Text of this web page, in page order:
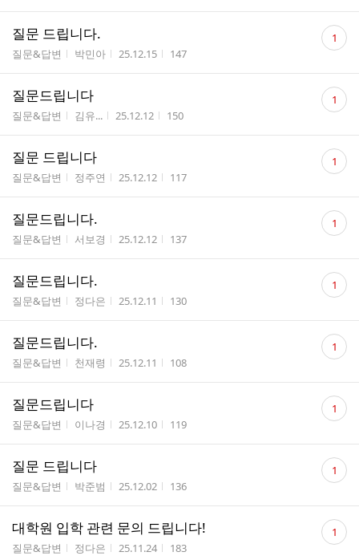
질문 드립니다.
게시판명
질문&답변 작성자
박민아 작성시간
25.12.15 조회수
147
댓
글 1
질문드립니다
게시판명
질문&답변 작성자
김유... 작성시간
25.12.12 조회수
150
댓
글 1
질문 드립니다
게시판명
질문&답변 작성자
정주연 작성시간
25.12.12 조회수
117
댓
글 1
질문드립니다.
게시판명
질문&답변 작성자
서보경 작성시간
25.12.12 조회수
137
댓
글 1
질문드립니다.
게시판명
질문&답변 작성자
정다은 작성시간
25.12.11 조회수
130
댓
글 1
질문드립니다.
게시판명
질문&답변 작성자
천재령 작성시간
25.12.11 조회수
108
댓
글 1
질문드립니다
게시판명
질문&답변 작성자
이나경 작성시간
25.12.10 조회수
119
댓
글 1
질문 드립니다
게시판명
질문&답변 작성자
박준범 작성시간
25.12.02 조회수
136
댓
글 1
대학원 입학 관련 문의 드립니다!
게시판명
질문&답변 작성자
정다은 작성시간
25.11.24 조회수
183
댓
글 1